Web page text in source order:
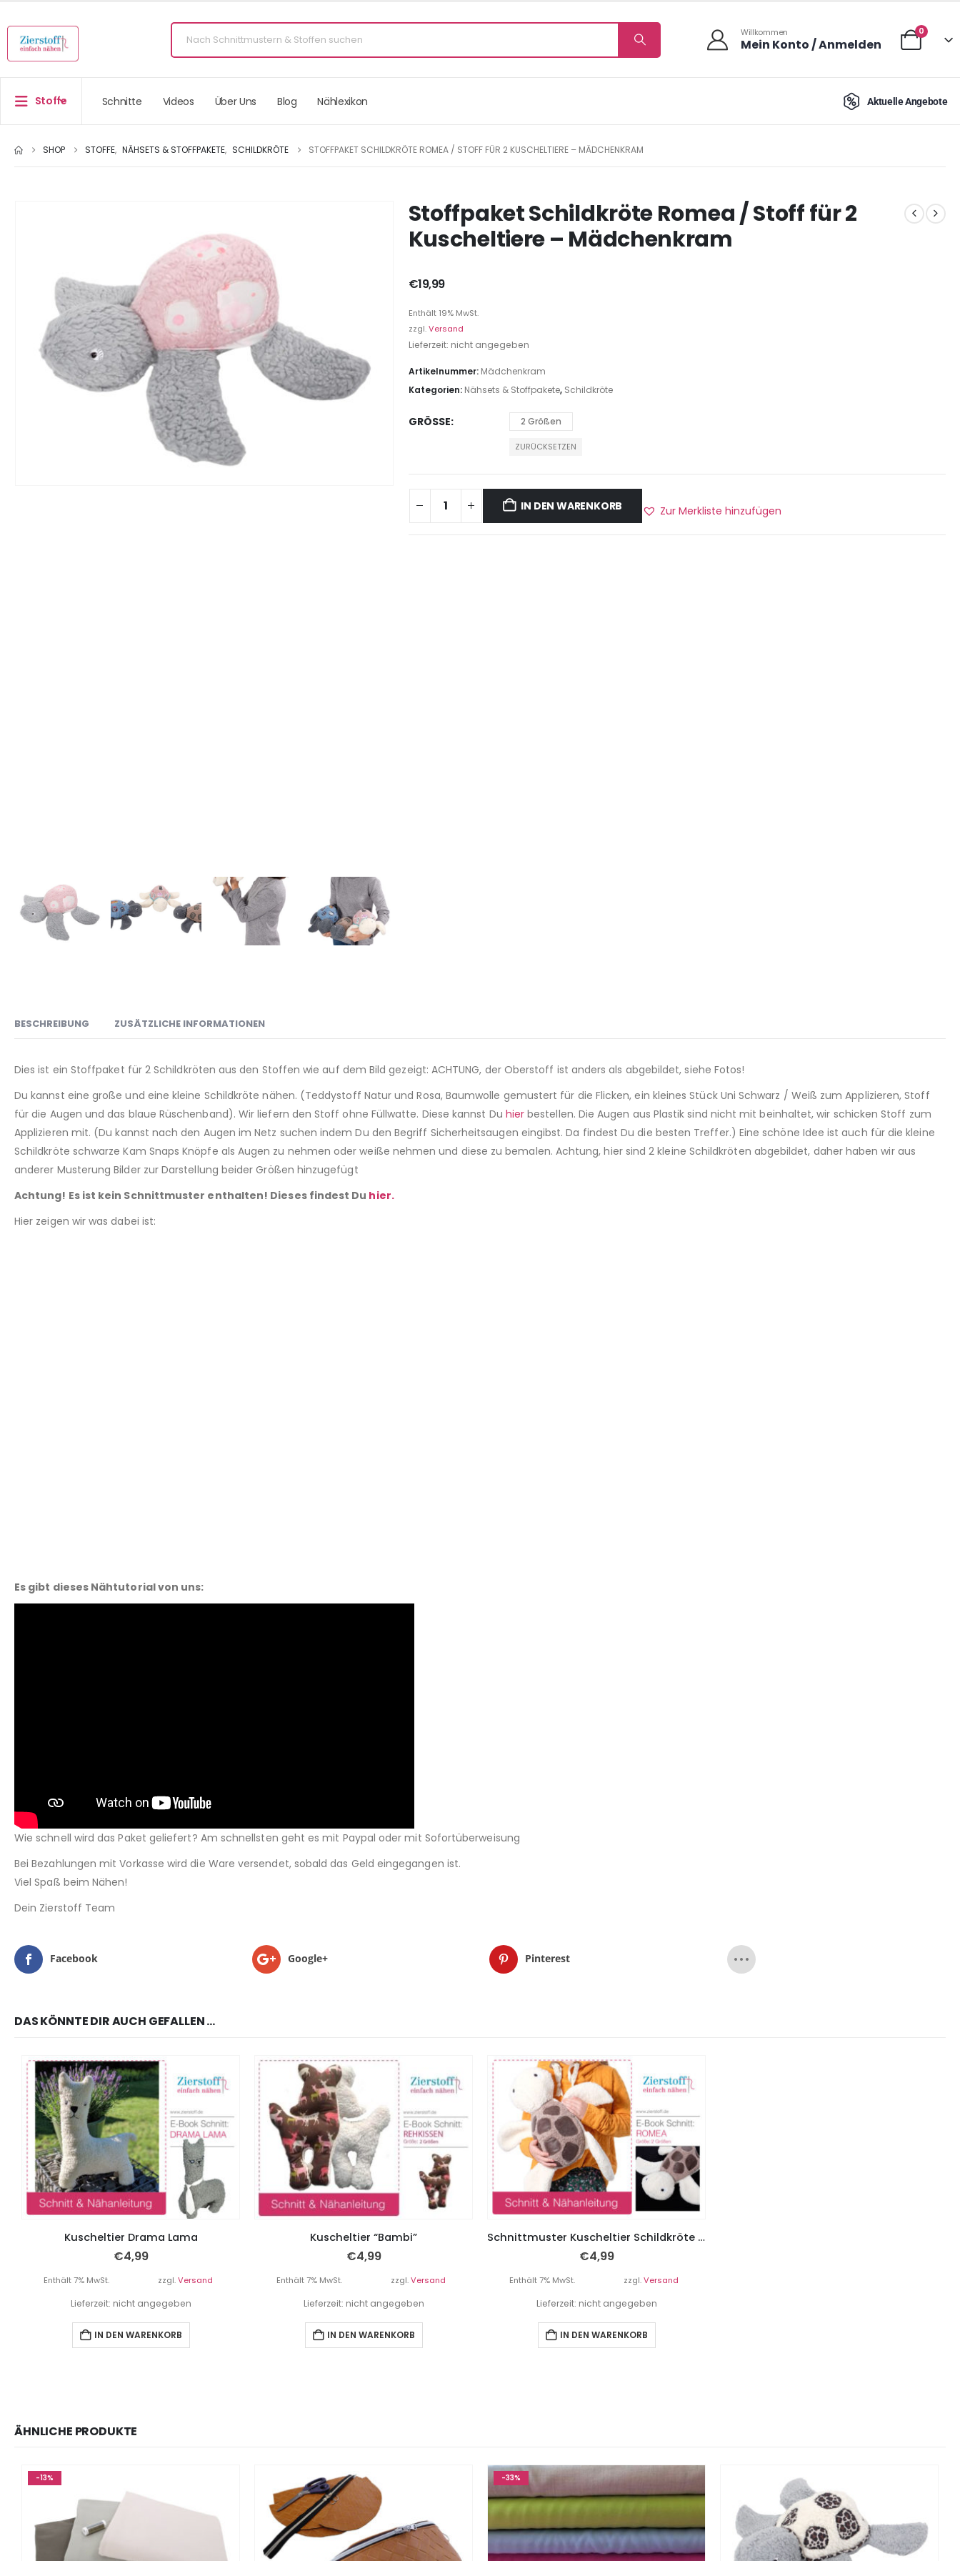
Willkommen
Mein Konto / Anmelden
0
Stoffe Schnitte Videos Über Uns Blog Nählexikon Aktuelle Angebote
SHOP STOFFE, NÄHSETS & STOFFPAKETE, SCHILDKRÖTE STOFFPAKET SCHILDKRÖTE ROMEA / STOFF FÜR 2 KUSCHELTIERE – MÄDCHENKRAM
Stoffpaket Schildkröte Romea / Stoff für 2
Kuscheltiere – Mädchenkram
€19,99
Enthält 19% MwSt.
zzgl.Versand
Lieferzeit: nicht angegeben
Artikelnummer: Mädchenkram
Kategorien: Nähsets & Stoffpakete, Schildkröte
GRÖSSE 2 Größen
ZURÜCKSETZEN
IN DEN WARENKORB Zur Merkliste hinzufügen
BESCHREIBUNG ZUSÄTZLICHE INFORMATIONEN
Dies ist ein Stoffpaket für 2 Schildkröten aus den Stoffen wie auf dem Bild gezeigt: ACHTUNG, der Oberstoff ist anders als abgebildet, siehe Fotos!
Du kannst eine große und eine kleine Schildkröte nähen. (Teddystoff Natur und Rosa, Baumwolle gemustert für die Flicken, ein kleines Stück Uni Schwarz / Weiß zum Applizieren, Stoff
für die Augen und das blaue Rüschenband). Wir liefern den Stoff ohne Füllwatte. Diese kannst Du hier bestellen. Die Augen aus Plastik sind nicht mit beinhaltet, wir schicken Stoff zum
Applizieren mit. (Du kannst nach den Augen im Netz suchen indem Du den Begriff Sicherheitsaugen eingibst. Da findest Du die besten Treffer.) Eine schöne Idee ist auch für die kleine
Schildkröte schwarze Kam Snaps Knöpfe als Augen zu nehmen oder weiße nehmen und diese zu bemalen. Achtung, hier sind 2 kleine Schildkröten abgebildet, daher haben wir aus
anderer Musterung Bilder zur Darstellung beider Größen hinzugefügt
Achtung! Es ist kein Schnittmuster enthalten! Dieses findest Du hier.
Hier zeigen wir was dabei ist:
Es gibt dieses Nähtutorial von uns:
Wie schnell wird das Paket geliefert? Am schnellsten geht es mit Paypal oder mit Sofortüberweisung
Bei Bezahlungen mit Vorkasse wird die Ware versendet, sobald das Geld eingegangen ist.
Viel Spaß beim Nähen!
Dein Zierstoff Team
Facebook Google+ Pinterest
DAS KÖNNTE DIR AUCH GEFALLEN …
Kuscheltier Drama Lama
€4,99
Enthält 7% MwSt. zzgl.Versand
Lieferzeit: nicht angegeben
IN DEN WARENKORB
Kuscheltier “Bambi”
€4,99
Enthält 7% MwSt. zzgl.Versand
Lieferzeit: nicht angegeben
IN DEN WARENKORB
Schnittmuster Kuscheltier Schildkröte “Romea”
€4,99
Enthält 7% MwSt. zzgl.Versand
Lieferzeit: nicht angegeben
IN DEN WARENKORB
ÄHNLICHE PRODUKTE
-13% -33%